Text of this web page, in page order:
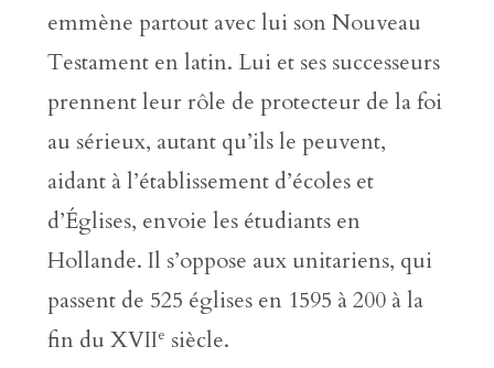
emmène partout avec lui son Nouveau
Testament en latin. Lui et ses successeurs
prennent leur rôle de protecteur de la foi
au sérieux, autant qu’ils le peuvent,
aidant à l’établissement d’écoles et
d’Églises, envoie les étudiants en
Hollande. Il s’oppose aux unitariens, qui
passent de 525 églises en 1595 à 200 à la
fin du XVIIe siècle.